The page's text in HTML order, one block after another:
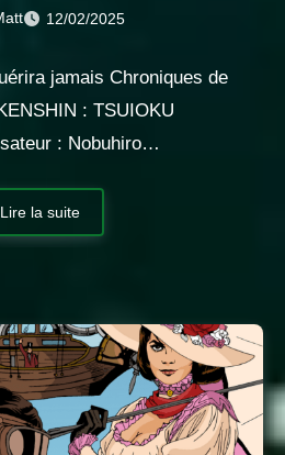
12/02/2025
jamais Chroniques de
: TSUIOKU
: Nobuhiro…
Lire la suite